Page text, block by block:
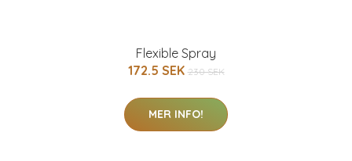
Flexible Spray
172.5 SEK 230 SEK
MER INFO!